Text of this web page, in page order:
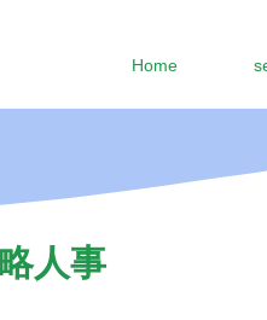
Home
人事